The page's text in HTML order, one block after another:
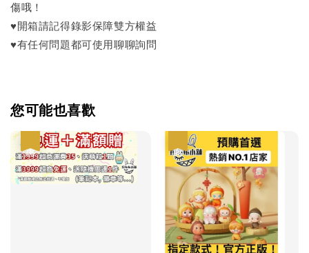
傷哦！
♥開箱請記得錄影保障雙方權益
♥有任何問題都可使用聊聊詢問
您可能也喜歡